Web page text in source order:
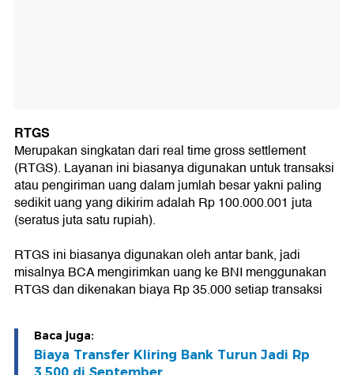
RTGS
Merupakan singkatan dari real time gross settlement
(RTGS). Layanan ini biasanya digunakan untuk transaksi
atau pengiriman uang dalam jumlah besar yakni paling
sedikit uang yang dikirim adalah Rp 100.000.001 juta
(seratus juta satu rupiah).
RTGS ini biasanya digunakan oleh antar bank, jadi
misalnya BCA mengirimkan uang ke BNI menggunakan
RTGS dan dikenakan biaya Rp 35.000 setiap transaksi
Baca juga:
Biaya Transfer Kliring Bank Turun Jadi Rp